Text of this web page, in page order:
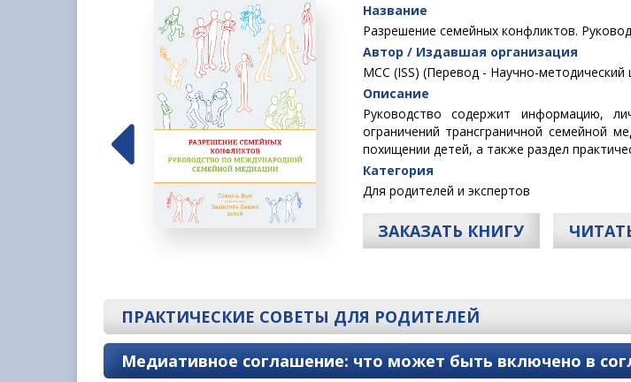
Название
Разрешение семейных конфликтов.
Автор / Издавшая организация
МСС (ISS) (Перевод - Научно-методический
Описание
Руководство содержит информацию,
ограничений трансграничной семейной
похищении детей, а также раздел
Категория
Для родителей и экспертов
ЗАКАЗАТЬ КНИГУ
ПРАКТИЧЕСКИЕ СОВЕТЫ ДЛЯ РОДИТЕЛЕЙ
Медиативное соглашение: что может быть включено в